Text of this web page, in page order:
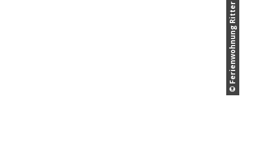
© Ferienwohnung Ritter